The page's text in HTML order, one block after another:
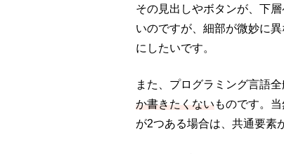
その見出しやボタンが、下
いのですが、細部が微妙に
にしたいです。
また、プログラミング言語全
か書きたくないものです。
が2つある場合は、共通要素